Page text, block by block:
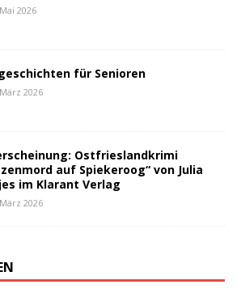
2026
für Senioren
2026
Ostfrieslandkrimi
auf Spiekeroog“ von Julia
im Klarant Verlag
2026